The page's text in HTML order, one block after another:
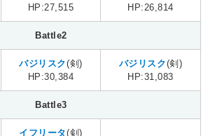
HP:27,515
HP:26,814
Battle2
バジリスク(剣)
HP:30,384
バジリスク(剣)
HP:31,083
Battle3
イフリータ(剣)